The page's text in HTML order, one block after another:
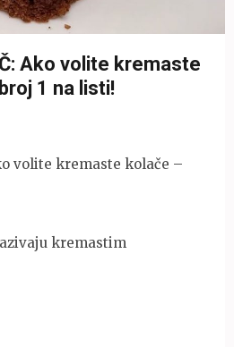
Ako volite kremaste
1 na listi!
volite kremaste kolače –
kremastim